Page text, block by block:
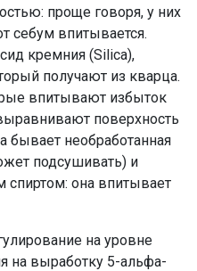
проще говоря, у них
себум впитывается.
кремния (Silica),
получают из кварца.
впитывают избыток
поверхность
бывает необработанная
подсушивать) и
спиртом: она впитывает
на уровне
на выработку 5-альфа-